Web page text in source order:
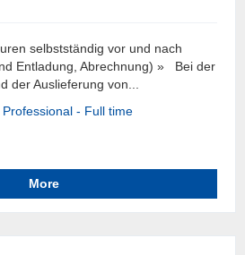
selbstständig vor und nach
Entladung, Abrechnung) » Bei der
der Auslieferung von...
- Full time
More